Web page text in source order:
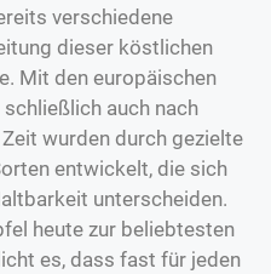
verschiedene
dieser köstlichen
Mit den europäischen
auch nach
wurden durch gezielte
entwickelt, die sich
unterscheiden.
heute zur beliebtesten
es, dass fast für jeden